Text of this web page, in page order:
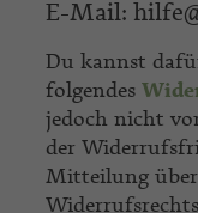
E-Mail:
Du kannst
folgendes
jedoch nicht
der
Mitteilung über